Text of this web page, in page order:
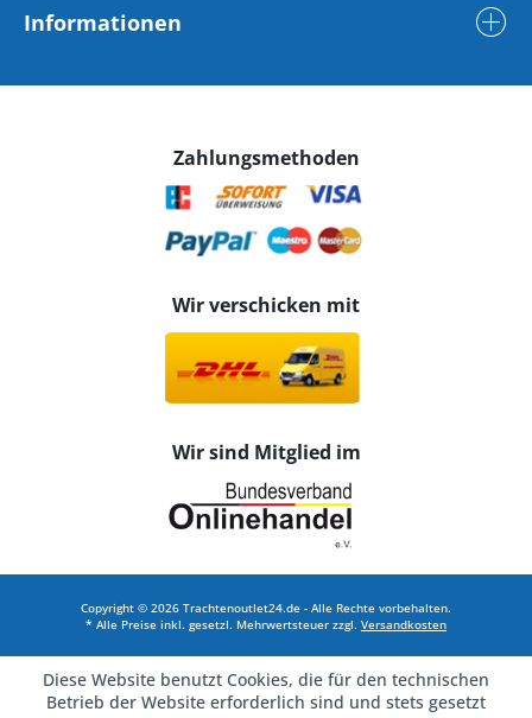
Informationen
Zahlungsmethoden
Wir verschicken mit
Wir sind Mitglied im
Copyright © 2026 Trachtenoutlet24.de - Alle Rechte vorbehalten.
* Alle Preise inkl. gesetzl. Mehrwertsteuer zzgl. Versandkosten
Diese Website benutzt Cookies, die für den technischen
Betrieb der Website erforderlich sind und stets gesetzt